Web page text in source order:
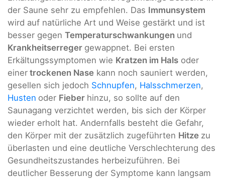
der Saune sehr zu empfehlen. Das Immunsystem
wird auf natürliche Art und Weise gestärkt und ist
besser gegen Temperaturschwankungen und
Krankheitserreger gewappnet. Bei ersten
Erkältungssymptomen wie Kratzen im Hals oder
einer trockenen Nase kann noch sauniert werden,
gesellen sich jedoch Schnupfen, Halsschmerzen,
Husten oder Fieber hinzu, so sollte auf den
Saunagang verzichtet werden, bis sich der Körper
wieder erholt hat. Andernfalls besteht die Gefahr,
den Körper mit der zusätzlich zugeführten Hitze zu
überlasten und eine deutliche Verschlechterung des
Gesundheitszustandes herbeizuführen. Bei
deutlicher Besserung der Symptome kann langsam